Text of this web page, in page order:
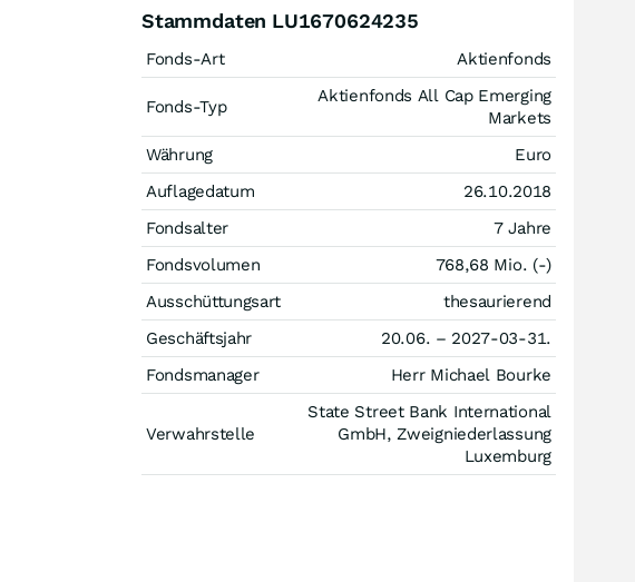
Stammdaten LU1670624235
Fonds-Art Aktienfonds
Fonds-Typ
Aktienfonds All Cap Emerging
Markets
Währung
Euro
Auflagedatum
26.10.2018
Fondsalter
7 Jahre
Fondsvolumen
768,68 Mio. (-)
Ausschüttungsart
thesaurierend
Geschäftsjahr
20.06. – 2027-03-31.
Fondsmanager
Herr Michael Bourke
Verwahrstelle
State Street Bank International
GmbH, Zweigniederlassung
Luxemburg